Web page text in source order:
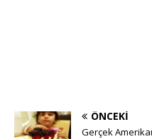
ÖNCEKI
Gerçek